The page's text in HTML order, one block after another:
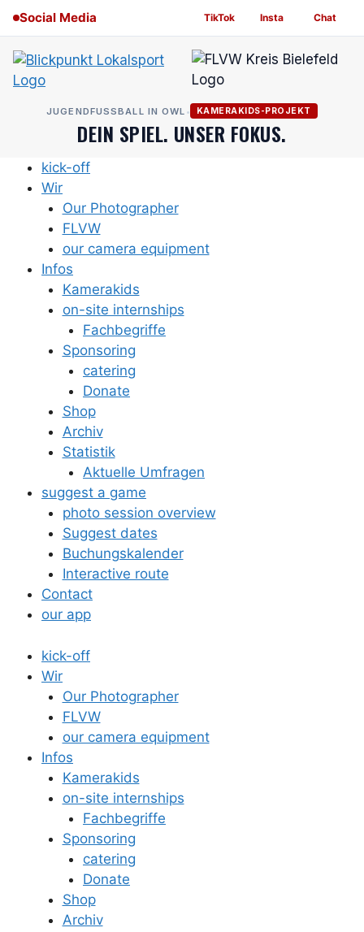
Skip
content
Social Media TikTok Insta Chat
JUGENDFUSSBALL IN OWL • KAMERAKIDS-PROJEKT
DEIN SPIEL. UNSER FOKUS.
kick-off
Wir
Our Photographer
FLVW
our camera equipment
Infos
Kamerakids
on-site internships
Fachbegriffe
Sponsoring
catering
Donate
Shop
Archiv
Statistik
Aktuelle Umfragen
suggest a game
photo session overview
Suggest dates
Buchungskalender
Interactive route
Contact
our app
kick-off
Wir
Our Photographer
FLVW
our camera equipment
Infos
Kamerakids
on-site internships
Fachbegriffe
Sponsoring
catering
Donate
Shop
Archiv